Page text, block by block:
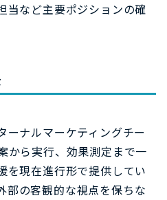
当など主要ポジションの確
ーナルマーケティングチー
から実行、効果測定まで一
を現在進行形で提供してい
部の客観的な視点を保ちな